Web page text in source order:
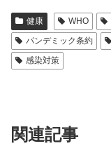
健康 WHO
パンデミック条約
感染対策
関連記事